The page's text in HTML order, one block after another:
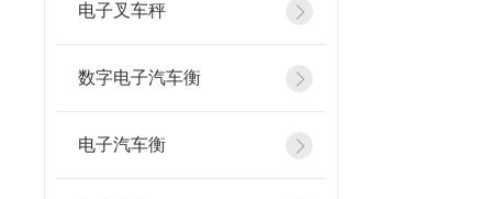
电子叉车秤
数字电子汽车衡
电子汽车衡